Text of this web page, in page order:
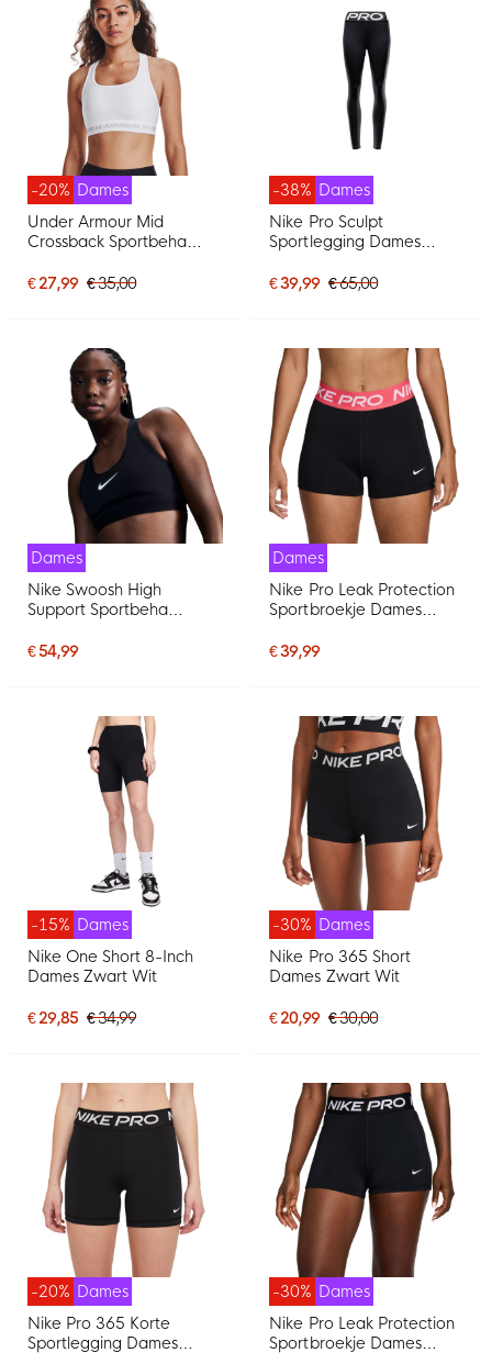
-20% Dames
Under Armour Mid
Crossback Sportbeha
€ 27,99 € 35,00
-38% Dames
Nike Pro Sculpt
Sportlegging Dames
€ 39,99 € 65,00
Dames
Nike Swoosh High
Support Sportbeha
€ 54,99
Dames
Nike Pro Leak Protection
Sportbroekje Dames
€ 39,99
-15% Dames
Nike One Short 8-Inch
Dames Zwart Wit
€ 29,85 € 34,99
-30% Dames
Nike Pro 365 Short
Dames Zwart Wit
€ 20,99 € 30,00
-20% Dames
Nike Pro 365 Korte
Sportlegging Dames
-30% Dames
Nike Pro Leak Protection
Sportbroekje Dames